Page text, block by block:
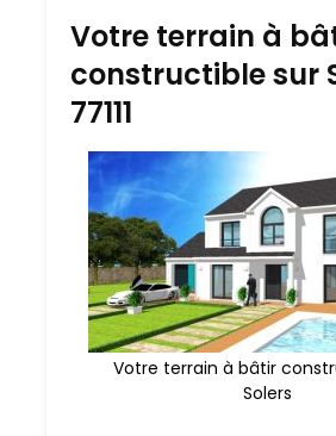
Votre terrain à
constructible sur
77111
Votre terrain à bâtir
Solers